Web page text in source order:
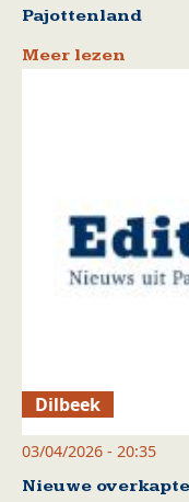
Pajottenland
Meer lezen
Dilbeek
03/04/2026 - 20:35
Nieuwe